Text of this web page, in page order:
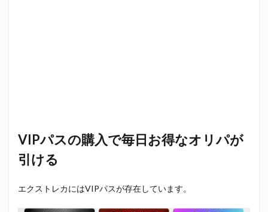
VIPパスの購入で毎日お得なオリパが
引ける
エクストレカにはVIPパスが存在しています。